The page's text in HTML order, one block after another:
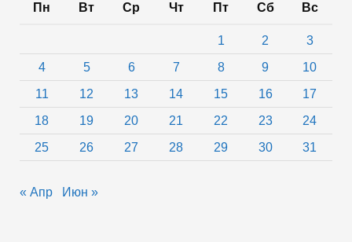
Пн Вт Ср Чт Пт Сб Вс
1 2
3
4
5 6 7 8 9
10
11
12 13 14 15 16
17
18
19 20 21 22 23
24
25
26 27 28 29 30 31
« Апр Июн »